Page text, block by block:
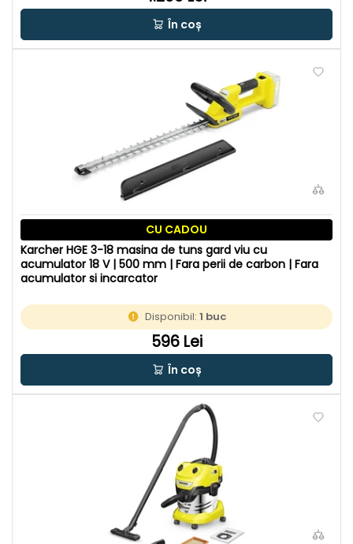
În coș
CU CADOU
Karcher HGE 3-18 masina de tuns gard viu cu
acumulator 18 V | 500 mm | Fara perii de carbon | Fara
acumulator si incarcator
Disponibil:1 buc
596 Lei
În coș